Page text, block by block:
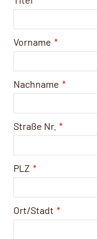
Vorname *
Nachname *
Straße Nr. *
PLZ *
Ort/Stadt *